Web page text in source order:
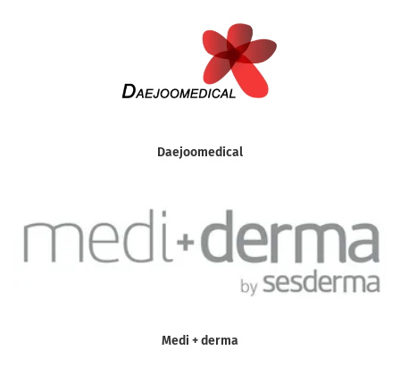
Daejoomedical
Medi + derma